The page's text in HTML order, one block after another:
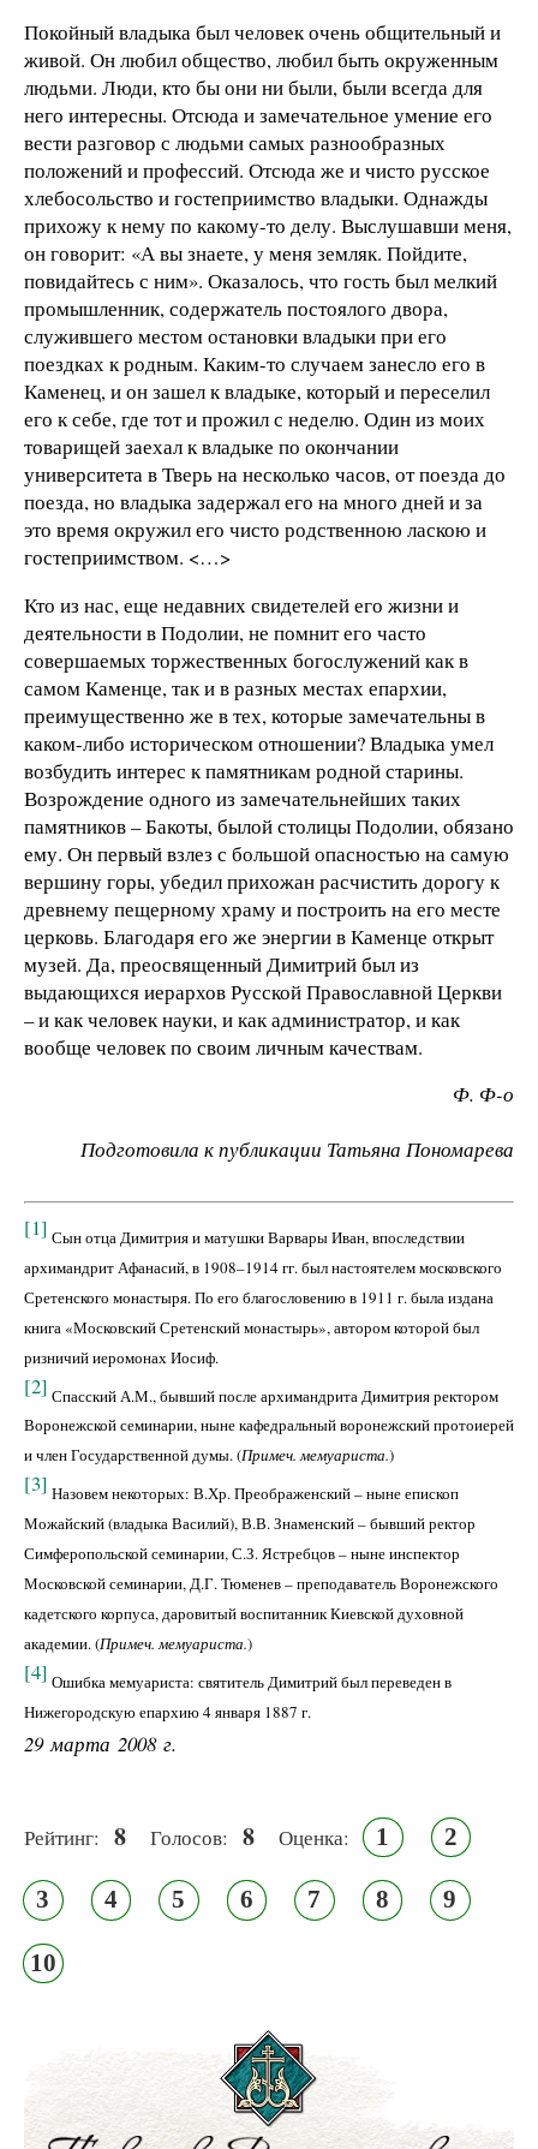
Покойный владыка был человек очень общительный и
живой. Он любил общество, любил быть окруженным
людьми. Люди, кто бы они ни были, были всегда для
него интересны. Отсюда и замечательное умение его
вести разговор с людьми самых разнообразных
положений и профессий. Отсюда же и чисто русское
хлебосольство и гостеприимство владыки. Однажды
прихожу к нему по какому-то делу. Выслушавши меня,
он говорит: «А вы знаете, у меня земляк. Пойдите,
повидайтесь с ним». Оказалось, что гость был мелкий
промышленник, содержатель постоялого двора,
служившего местом остановки владыки при его
поездках к родным. Каким-то случаем занесло его в
Каменец, и он зашел к владыке, который и переселил
его к себе, где тот и прожил с неделю. Один из моих
товарищей заехал к владыке по окончании
университета в Тверь на несколько часов, от поезда до
поезда, но владыка задержал его на много дней и за
это время окружил его чисто родственною ласкою и
гостеприимством. <…>
Кто из нас, еще недавних свидетелей его жизни и
деятельности в Подолии, не помнит его часто
совершаемых торжественных богослужений как в
самом Каменце, так и в разных местах епархии,
преимущественно же в тех, которые замечательны в
каком-либо историческом отношении? Владыка умел
возбудить интерес к памятникам родной старины.
Возрождение одного из замечательнейших таких
памятников – Бакоты, былой столицы Подолии, обязано
ему. Он первый взлез с большой опасностью на самую
вершину горы, убедил прихожан расчистить дорогу к
древнему пещерному храму и построить на его месте
церковь. Благодаря его же энергии в Каменце открыт
музей. Да, преосвященный Димитрий был из
выдающихся иерархов Русской Православной Церкви
– и как человек науки, и как администратор, и как
вообще человек по своим личным качествам.
Ф. Ф-о
Подготовила к публикации Татьяна Пономарева
[1] Сын отца Димитрия и матушки Варвары Иван, впоследствии
архимандрит Афанасий, в 1908–1914 гг. был настоятелем московского
Сретенского монастыря. По его благословению в 1911 г. была издана
книга «Московский Сретенский монастырь», автором которой был
ризничий иеромонах Иосиф.
[2] Спасский А.М., бывший после архимандрита Димитрия ректором
Воронежской семинарии, ныне кафедральный воронежский протоиерей
и член Государственной думы. (Примеч. мемуариста.)
[3] Назовем некоторых: В.Хр. Преображенский – ныне епископ
Можайский (владыка Василий), В.В. Знаменский – бывший ректор
Симферопольской семинарии, С.З. Ястребцов – ныне инспектор
Московской семинарии, Д.Г. Тюменев – преподаватель Воронежского
кадетского корпуса, даровитый воспитанник Киевской духовной
академии. (Примеч. мемуариста.)
[4] Ошибка мемуариста: святитель Димитрий был переведен в
Нижегородскую епархию 4 января 1887 г.
29 марта 2008 г.
Рейтинг: 8 Голосов: 8 Оценка: 1 2
3 4 5 6 7 8 9
10